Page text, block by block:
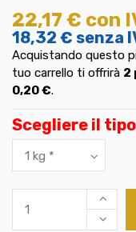
22,17 € con
18,32 € senza
Acquistando questo
tuo carrello ti offrirà 2
0,20 €.
Scegliere il